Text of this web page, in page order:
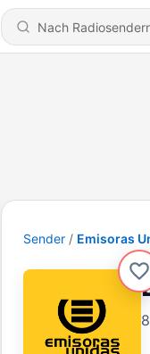
Sender Emisoras